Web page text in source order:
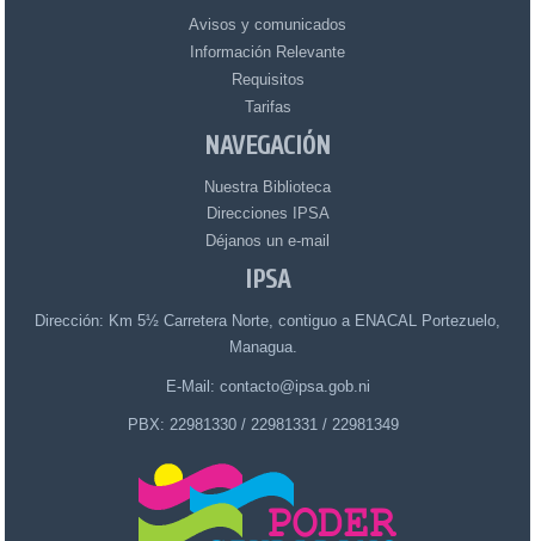
Avisos y comunicados
Información Relevante
Requisitos
Tarifas
NAVEGACIÓN
Nuestra Biblioteca
Direcciones IPSA
Déjanos un e-mail
IPSA
Dirección: Km 5½ Carretera Norte, contiguo a ENACAL Portezuelo,
Managua.
E-Mail: contacto@ipsa.gob.ni
PBX: 22981330 / 22981331 / 22981349